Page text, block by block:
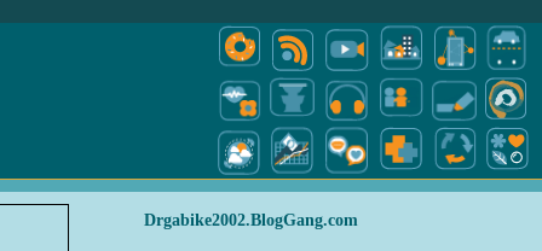
Drgabike2002.BlogGang.com